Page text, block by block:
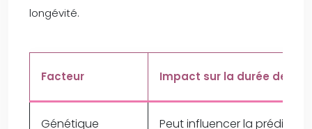
longévité.
Facteur Impact sur la durée de vie
Génétique Peut influencer la